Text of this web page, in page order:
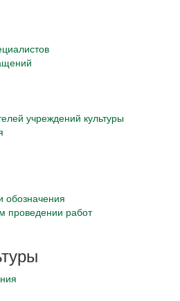
учреждений культуры
проведении работ